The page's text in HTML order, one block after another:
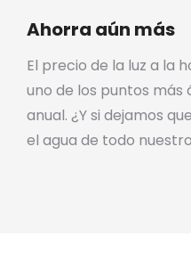
Ahorra aún más
El precio de la luz a la
uno de los puntos más
anual. ¿Y si dejamos
el agua de todo